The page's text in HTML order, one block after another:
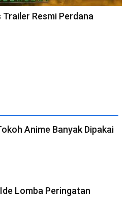
Trailer Resmi Perdana
Anime Banyak Dipakai
Lomba Peringatan